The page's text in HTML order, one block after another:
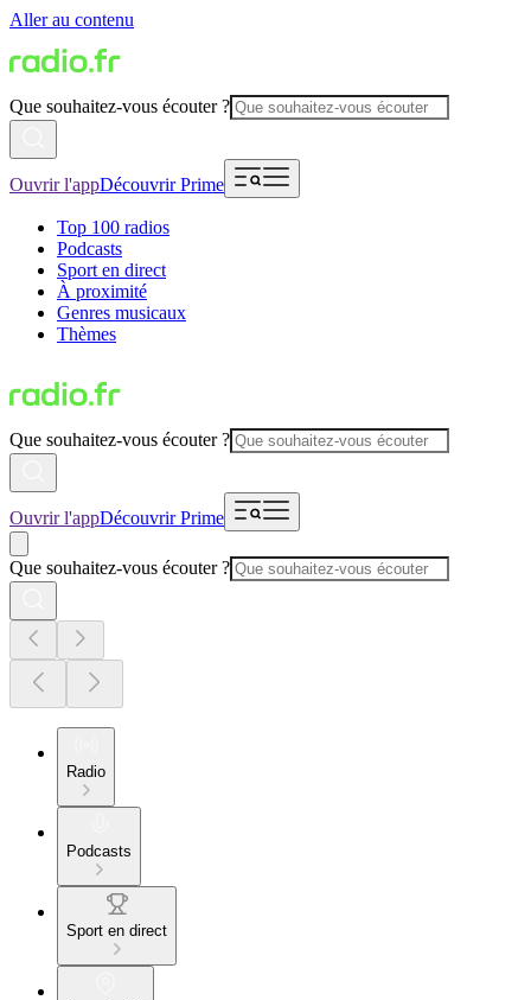
Aller au contenu
Que souhaitez-vous écouter ?
Ouvrir l'appDécouvrir Prime
Top 100 radios
Podcasts
Sport en direct
À proximité
Genres musicaux
Thèmes
Que souhaitez-vous écouter ?
Ouvrir l'appDécouvrir Prime
Que souhaitez-vous écouter ?
Radio
Podcasts
Sport en direct